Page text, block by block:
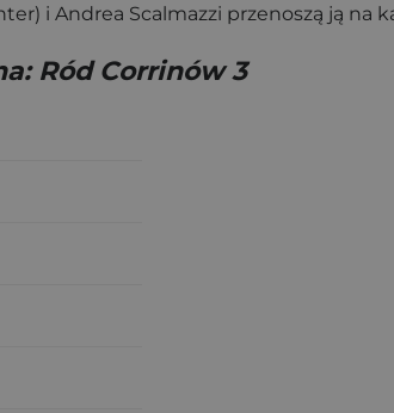
i Andrea Scalmazzi przenoszą ją
Ród Corrinów 3